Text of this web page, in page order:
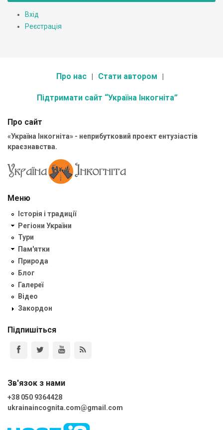
Вхід
Реєстрація
Про нас Стати автором
Підтримати сайт “Україна Інкогніта”
Про сайт
«Україна Інкогніта» - неприбутковий проект ентузіастів
краєзнавства.
Меню
Історія і традиції
Регіони України
Тури
Пам'ятки
Природа
Блог
Галереї
Відео
Закордон
Підпишіться
Зв'язок з нами
+38 050 9364428
ukrainaincognita.com@gmail.com